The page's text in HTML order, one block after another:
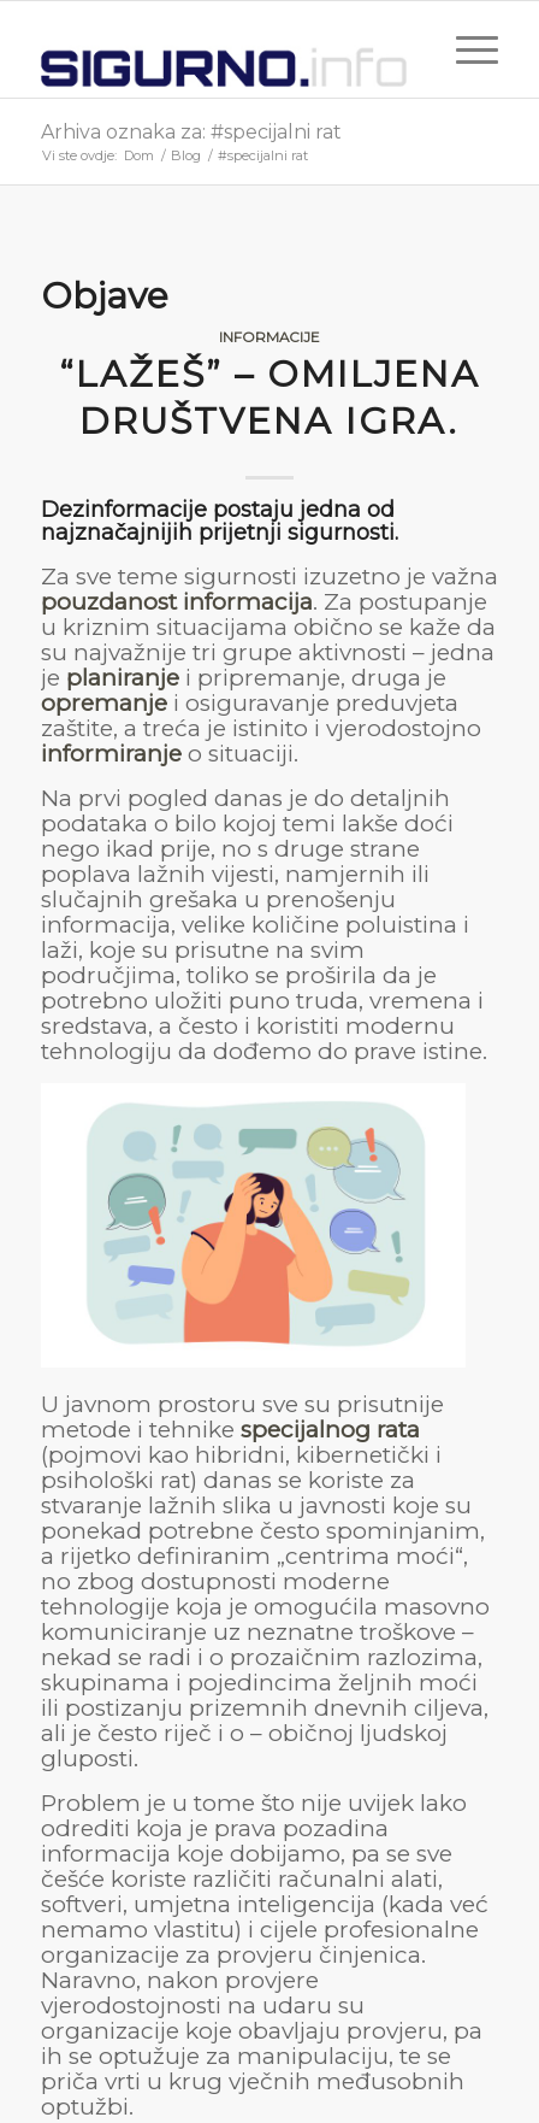
Arhiva oznaka za: #specijalni rat
Vi ste ovdje: Dom / Blog / #specijalni rat
Objave
INFORMACIJE
“LAŽEŠ” – OMILJENA
DRUŠTVENA IGRA.
Dezinformacije postaju jedna od
najznačajnijih prijetnji sigurnosti.
Za sve teme sigurnosti izuzetno je važna
pouzdanost informacija. Za postupanje
u kriznim situacijama obično se kaže da
su najvažnije tri grupe aktivnosti – jedna
je planiranjei pripremanje, druga je
opremanjei osiguravanje preduvjeta
zaštite, a treća je istinito i vjerodostojno
informiranjeo situaciji.
Na prvi pogled danas je do detaljnih
podataka o bilo kojoj temi lakše doći
nego ikad prije, no s druge strane
poplava lažnih vijesti, namjernih ili
slučajnih grešaka u prenošenju
informacija, velike količine poluistina i
laži, koje su prisutne na svim
područjima, toliko se proširila da je
potrebno uložiti puno truda, vremena i
sredstava, a često i koristiti modernu
tehnologiju da dođemo do prave istine.
U javnom prostoru sve su prisutnije
metode i tehnike specijalnog rata
(pojmovi kao hibridni, kibernetički i
psihološki rat) danas se koriste za
stvaranje lažnih slika u javnosti koje su
ponekad potrebne često spominjanim,
a rijetko definiranim „centrima moći“,
no zbog dostupnosti moderne
tehnologije koja je omogućila masovno
komuniciranje uz neznatne troškove –
nekad se radi i o prozaičnim razlozima,
skupinama i pojedincima željnih moći
ili postizanju prizemnih dnevnih ciljeva,
ali je često riječ i o – običnoj ljudskoj
gluposti.
Problem je u tome što nije uvijek lako
odrediti koja je prava pozadina
informacija koje dobijamo, pa se sve
češće koriste različiti računalni alati,
softveri, umjetna inteligencija (kada već
nemamo vlastitu) i cijele profesionalne
organizacije za provjeru činjenica.
Naravno, nakon provjere
vjerodostojnosti na udaru su
organizacije koje obavljaju provjeru, pa
ih se optužuje za manipulaciju, te se
priča vrti u krug vječnih međusobnih
optužbi.